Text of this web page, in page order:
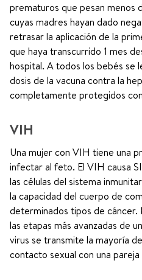
prematuros que pesan menos
cuyas madres hayan dado
retrasar la aplicación de la
que haya transcurrido 1 mes
hospital. A todos los bebés se
dosis de la vacuna contra la
completamente protegidos
VIH
Una mujer con VIH tiene una
infectar al feto. El VIH causa
las células del sistema
la capacidad del cuerpo de
determinados tipos de cáncer.
las etapas más avanzadas de
virus se transmite la mayoría
contacto sexual con una